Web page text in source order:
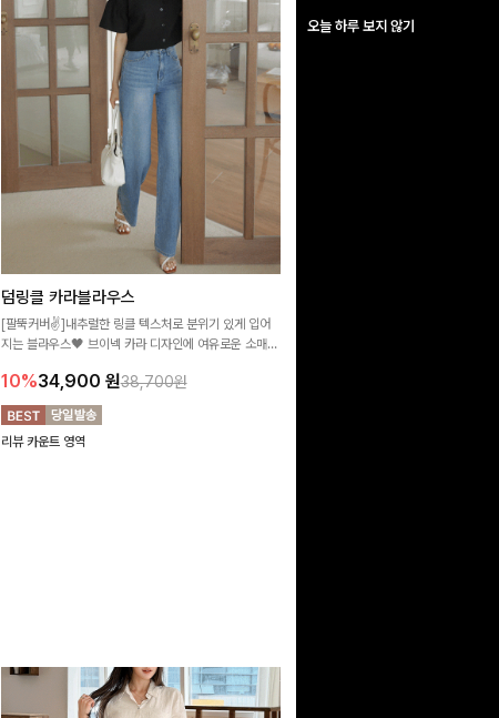
오늘 하루 보지 않기
덤링클 카라블라우스
[팔뚝커버✌]내추럴한 링클 텍스처로 분위기 있게 입어
지는 블라우스🖤 브이넥 카라 디자인에 여유로운 소매핏
10%34,900 원38,700원
리뷰 카운트 영역